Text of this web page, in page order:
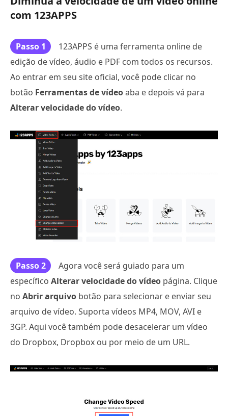
com 123APPS
Passo 1
123APPS é uma ferramenta online de
edição de vídeo, áudio e PDF com todos os recursos.
Ao entrar em seu site oficial, você pode clicar no
botão Ferramentas de vídeoaba e depois vá para
Alterar velocidade do vídeo.
Passo 2
Agora você será guiado para um
específico Alterar velocidade do vídeo página. Clique
no Abrir arquivo botão para selecionar e enviar seu
arquivo de vídeo. Suporta vídeos MP4, MOV, AVI e
3GP. Aqui você também pode desacelerar um vídeo
do Dropbox, Dropbox ou por meio de um URL.